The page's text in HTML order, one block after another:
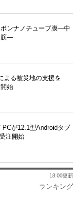
ンナノチューブ膜―中
筋―
よる被災地の支援を
始
が12.1型Androidタブ
注開始
ランキング
18:00更新